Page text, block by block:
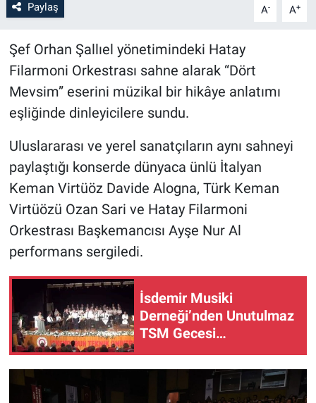
Paylaş A- A+
Şef Orhan Şallıel yönetimindeki Hatay
Filarmoni Orkestrası sahne alarak “Dört
Mevsim” eserini müzikal bir hikâye anlatımı
eşliğinde dinleyicilere sundu.
Uluslararası ve yerel sanatçıların aynı sahneyi
paylaştığı konserde dünyaca ünlü İtalyan
Keman Virtüöz Davide Alogna, Türk Keman
Virtüözü Ozan Sari ve Hatay Filarmoni
Orkestrası Başkemancısı Ayşe Nur Al
performans sergiledi.
İsdemir Musiki
Derneği’nden Unutulmaz
TSM Gecesi…